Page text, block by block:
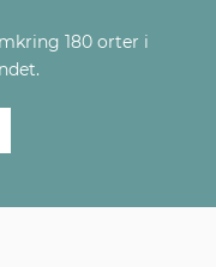
180 orter i